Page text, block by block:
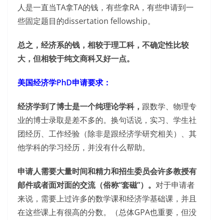
人是一直当TA拿TA的钱，有些拿RA，有些申请到一
些固定题目的dissertation fellowship。
总之，经济系的钱，相较于理工科，不确定性比较
大，但相较于纯文商科又好一点。
美国经济学PhD申请要求：
经济学到了博士是一个纯理论学科， 跟数学、物理专
业的博士录取是差不多的。换句话说，实习、学生社
团经历、工作经验（除非是跟经济学研究相关）、其
他学科的学习经历，并没有什么帮助。
申请人需要大量时间和精力和招生委员会许多教授有
邮件或者面对面的交流（俗称“套磁”）。 对于申请者
来说，需要上过许多的数学课和经济学基础课，并且
在这些课上有很高的分数。（总体GPA也重要，但没